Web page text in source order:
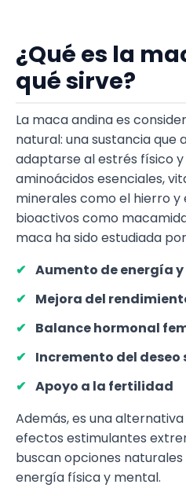
¿Qué es la
qué sirve?
La maca andina es
natural: una sustancia que
adaptarse al estrés físico
aminoácidos esenciales,
minerales como el hierro y
bioactivos como
maca ha sido estudiada
Aumento de energía
Mejora del
Balance hormonal
Incremento del deseo
Apoyo a la fertilidad
Además, es una
efectos estimulantes
buscan opciones
energía física y mental.